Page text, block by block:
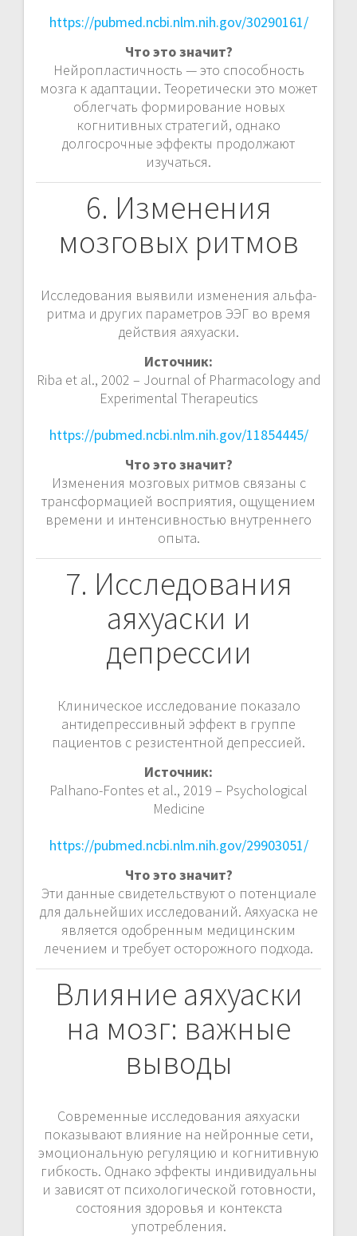
https://pubmed.ncbi.nlm.nih.gov/30290161/
Что это значит?
Нейропластичность — это способность
мозга к адаптации. Теоретически это может
облегчать формирование новых
когнитивных стратегий, однако
долгосрочные эффекты продолжают
изучаться.
6. Изменения
мозговых ритмов
Исследования выявили изменения альфа-
ритма и других параметров ЭЭГ во время
действия аяхуаски.
Источник:
Riba et al., 2002 – Journal of Pharmacology and
Experimental Therapeutics
https://pubmed.ncbi.nlm.nih.gov/11854445/
Что это значит?
Изменения мозговых ритмов связаны с
трансформацией восприятия, ощущением
времени и интенсивностью внутреннего
опыта.
7. Исследования
аяхуаски и
депрессии
Клиническое исследование показало
антидепрессивный эффект в группе
пациентов с резистентной депрессией.
Источник:
Palhano-Fontes et al., 2019 – Psychological
Medicine
https://pubmed.ncbi.nlm.nih.gov/29903051/
Что это значит?
Эти данные свидетельствуют о потенциале
для дальнейших исследований. Аяхуаска не
является одобренным медицинским
лечением и требует осторожного подхода.
Влияние аяхуаски
на мозг: важные
выводы
Современные исследования аяхуаски
показывают влияние на нейронные сети,
эмоциональную регуляцию и когнитивную
гибкость. Однако эффекты индивидуальны
и зависят от психологической готовности,
состояния здоровья и контекста
употребления.